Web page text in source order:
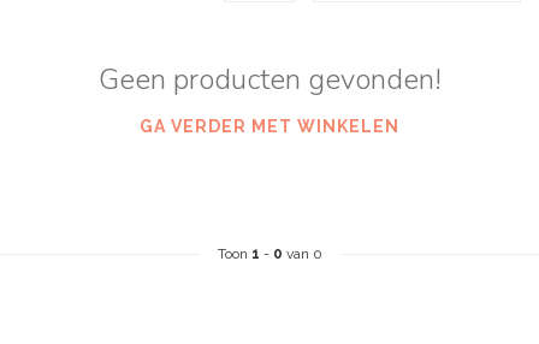
Geen producten gevonden!
GA VERDER MET WINKELEN
Toon 1 - 0 van 0